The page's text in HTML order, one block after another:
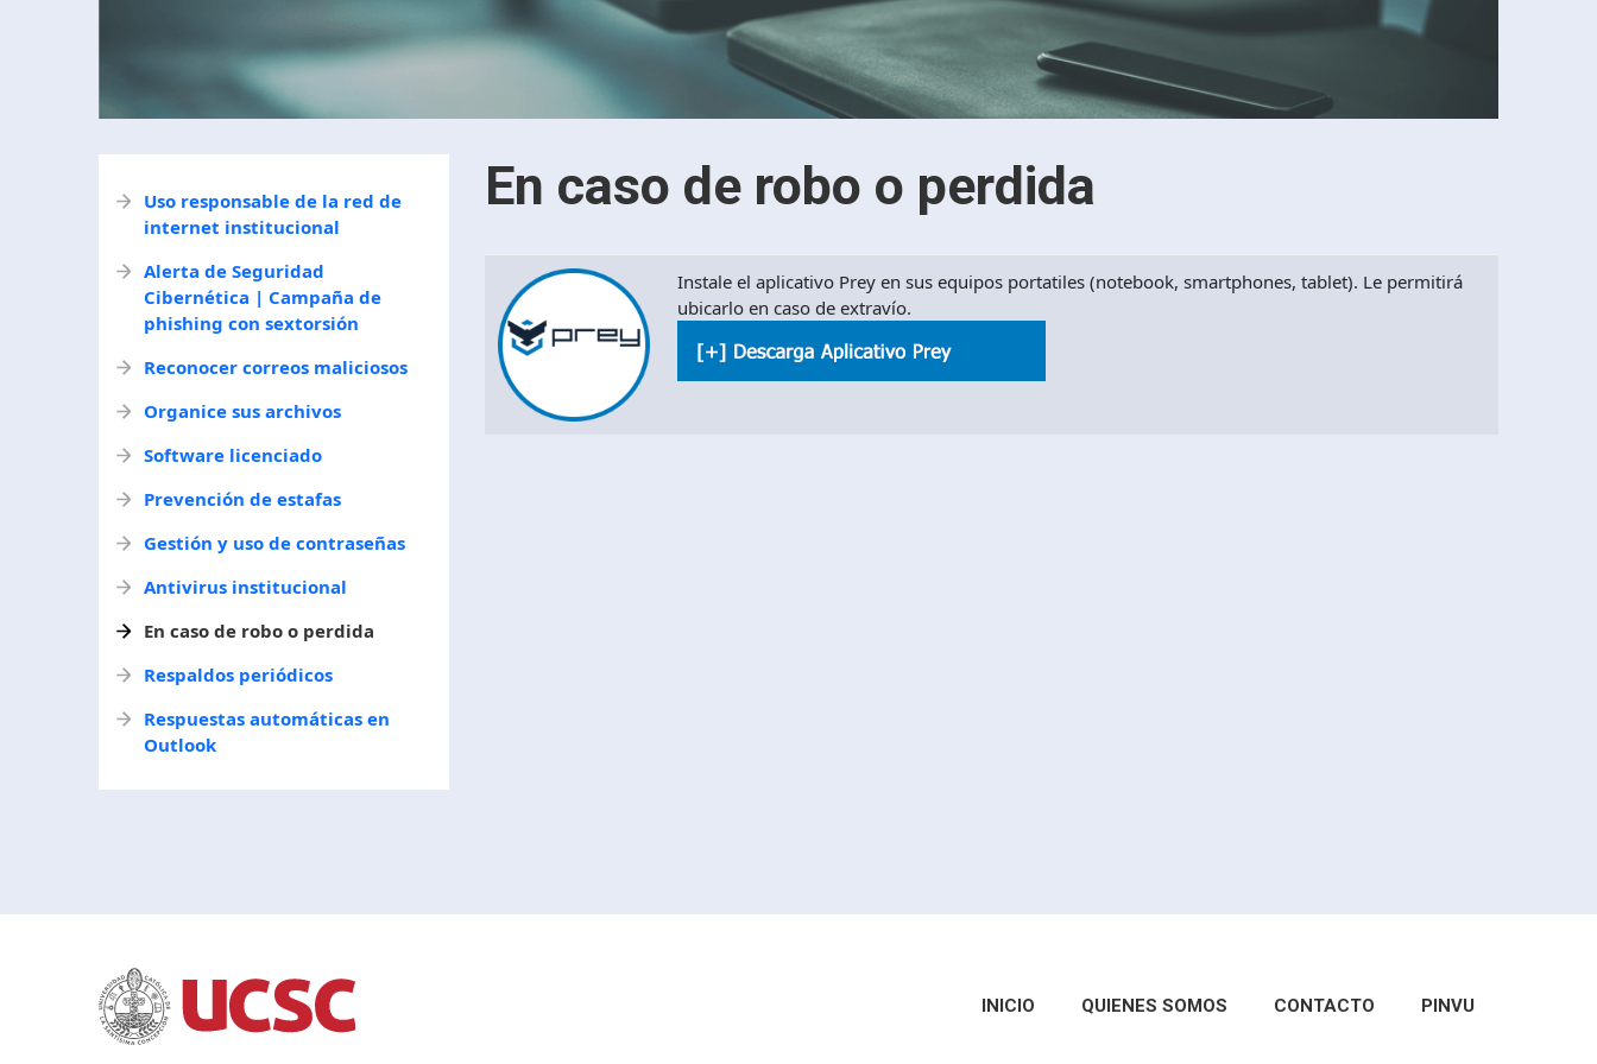
En caso de robo o perdida
Instale el aplicativo Prey en sus equipos portatiles (notebook, smartphones, tablet). Le permitirá
ubicarlo en caso de extravío.
Uso responsable de la red de
internet institucional
Alerta de Seguridad
Cibernética | Campaña de
phishing con sextorsión
Reconocer correos maliciosos
Organice sus archivos
Software licenciado
Prevención de estafas
Gestión y uso de contraseñas
Antivirus institucional
En caso de robo o perdida
Respaldos periódicos
Respuestas automáticas en
Outlook
INICIO QUIENES SOMOS CONTACTO PINVU